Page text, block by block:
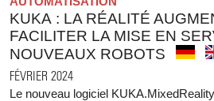
KUKA : LA RÉALITÉ
FACILITER LA MISE EN
NOUVEAUX ROBOTS
FÉVRIER 2024
Le nouveau logiciel